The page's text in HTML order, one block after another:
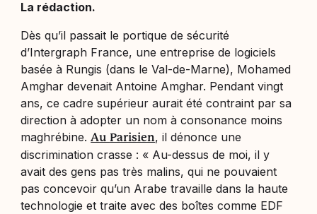
La rédaction.
Dès qu’il passait le portique de sécurité
d’Intergraph France, une entreprise de logiciels
basée à Rungis (dans le Val-de-Marne), Mohamed
Amghar devenait Antoine Amghar. Pendant vingt
ans, ce cadre supérieur aurait été contraint par sa
direction à adopter un nom à consonance moins
maghrébine.AuParisien, il dénonce une
discrimination crasse : « Au-dessus de moi, il y
avait des gens pas très malins, qui ne pouvaient
pas concevoir qu’un Arabe travaille dans la haute
technologie et traite avec des boîtes comme EDF